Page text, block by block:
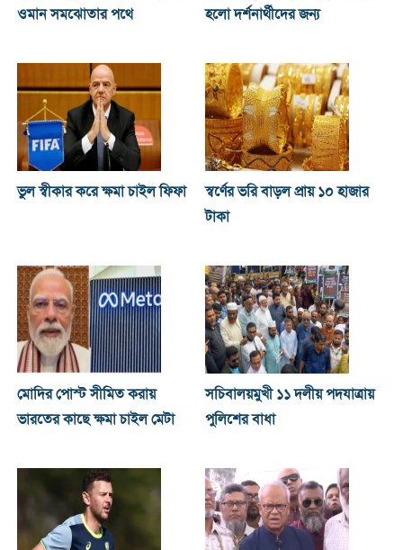
ওমান সমঝোতার পথে
হলো দর্শনার্থীদের জন্য
ভুল স্বীকার করে ক্ষমা চাইল ফিফা
স্বর্ণের ভরি বাড়ল প্রায় ১০ হাজার
টাকা
মোদির পোস্ট সীমিত করায়
ভারতের কাছে ক্ষমা চাইল মেটা
সচিবালয়মুখী ১১ দলীয় পদযাত্রায়
পুলিশের বাধা